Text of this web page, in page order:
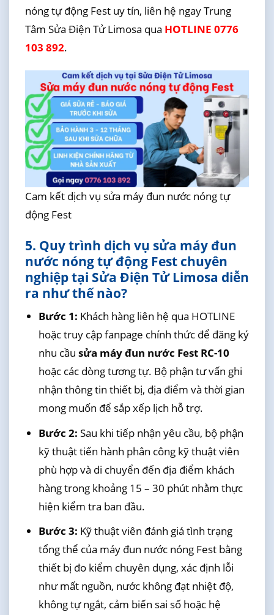
nóng tự động Fest uy tín, liên hệ ngay Trung
Tâm Sửa Điện Tử Limosa qua HOTLINE 0776
103 892.
Cam kết dịch vụ sửa máy đun nước nóng tự
động Fest
5. Quy trình dịch vụ sửa máy đun
nước nóng tự động Fest chuyên
nghiệp tại Sửa Điện Tử Limosa diễn
ra như thế nào?
Bước 1: Khách hàng liên hệ qua HOTLINE
hoặc truy cập fanpage chính thức để đăng ký
nhu cầu sửa máy đun nước Fest RC-10
hoặc các dòng tương tự. Bộ phận tư vấn ghi
nhận thông tin thiết bị, địa điểm và thời gian
mong muốn để sắp xếp lịch hỗ trợ.
Bước 2: Sau khi tiếp nhận yêu cầu, bộ phận
kỹ thuật tiến hành phân công kỹ thuật viên
phù hợp và di chuyển đến địa điểm khách
hàng trong khoảng 15 – 30 phút nhằm thực
hiện kiểm tra ban đầu.
Bước 3: Kỹ thuật viên đánh giá tình trạng
tổng thể của máy đun nước nóng Fest bằng
thiết bị đo kiểm chuyên dụng, xác định lỗi
như mất nguồn, nước không đạt nhiệt độ,
không tự ngắt, cảm biến sai số hoặc hệ